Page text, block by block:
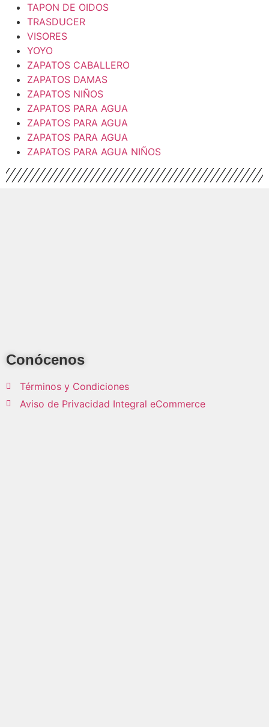
TAPON DE OIDOS
TRASDUCER
VISORES
YOYO
ZAPATOS CABALLERO
ZAPATOS DAMAS
ZAPATOS NIÑOS
ZAPATOS PARA AGUA
ZAPATOS PARA AGUA
ZAPATOS PARA AGUA
ZAPATOS PARA AGUA NIÑOS
Conócenos
Términos y Condiciones
Aviso de Privacidad Integral eCommerce